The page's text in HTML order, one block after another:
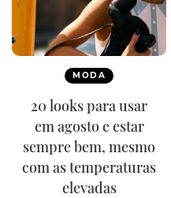
MODA
20 looks para usar
em agosto e estar
sempre bem, mesmo
com as temperaturas
elevadas